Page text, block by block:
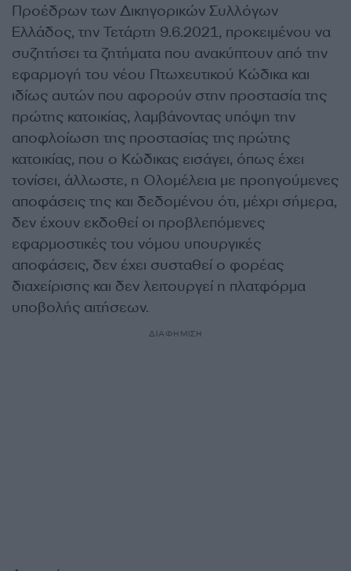
Προέδρων των Δικηγορικών Συλλόγων
Ελλάδος, την Τετάρτη 9.6.2021, προκειμένου να
συζητήσει τα ζητήματα που ανακύπτουν από την
εφαρμογή του νέου Πτωχευτικού Κώδικα και
ιδίως αυτών που αφορούν στην προστασία της
πρώτης κατοικίας, λαμβάνοντας υπόψη την
αποφλοίωση της προστασίας της πρώτης
κατοικίας, που ο Κώδικας εισάγει, όπως έχει
τονίσει, άλλωστε, η Ολομέλεια με προηγούμενες
αποφάσεις της και δεδομένου ότι, μέχρι σήμερα,
δεν έχουν εκδοθεί οι προβλεπόμενες
εφαρμοστικές του νόμου υπουργικές
αποφάσεις, δεν έχει συσταθεί ο φορέας
διαχείρισης και δεν λειτουργεί η πλατφόρμα
υποβολής αιτήσεων.
ΔΙΑΦΗΜΙΣΗ